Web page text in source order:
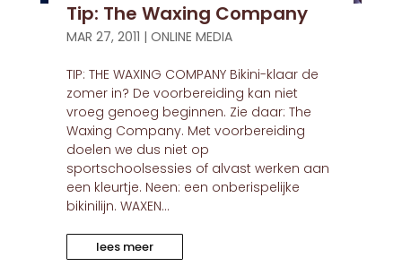
Tip: The Waxing Company
MAR 27, 2011 | ONLINE MEDIA
TIP: THE WAXING COMPANY Bikini-klaar de
zomer in? De voorbereiding kan niet
vroeg genoeg beginnen. Zie daar: The
Waxing Company. Met voorbereiding
doelen we dus niet op
sportschoolsessies of alvast werken aan
een kleurtje. Neen: een onberispelijke
bikinilijn. WAXEN...
lees meer